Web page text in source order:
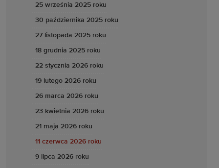
25 września 2025 roku
30 października 2025 roku
27 listopada 2025 roku
18 grudnia 2025 roku
22 stycznia 2026 roku
19 lutego 2026 roku
26 marca 2026 roku
23 kwietnia 2026 roku
21 maja 2026 roku
11 czerwca 2026 roku
9 lipca 2026 roku